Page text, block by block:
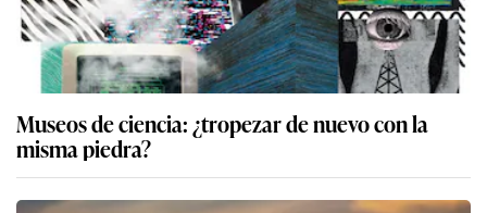
Museos de ciencia: ¿tropezar de nuevo con la
misma piedra?